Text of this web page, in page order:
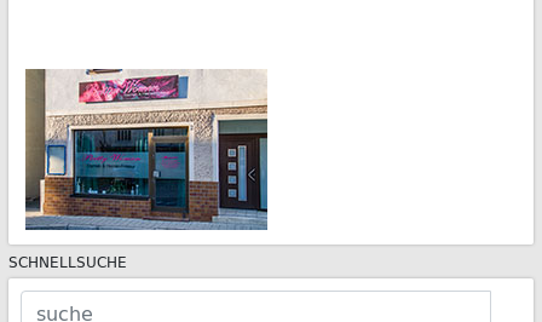
SCHNELLSUCHE